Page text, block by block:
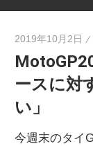
2019年10月2日
ースに対
い」
今週末のタイ